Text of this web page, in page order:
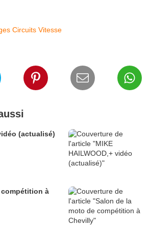
Circuits Vitesse
(actualisé)
à